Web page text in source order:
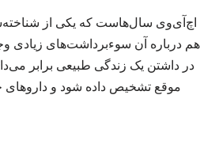
اچ‌آی‌وی سال‌هاست که یکی از
موقع تشخیص داده شود و داروهای